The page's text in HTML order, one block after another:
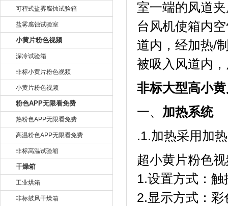
可程式盐雾腐蚀试验箱
盐雾腐蚀试验室
小黄片粉色视频
深冷试验箱
非标小黄片粉色视频
小黄片粉色视频
粉色APP无限看免费
热粉色APP无限看免费
高温粉色APP无限看免费
非标高温试验箱
干燥箱
工业烘箱
非标鼓风干燥箱
室一端的风道夹层
台风机使箱内空
道内，经加
被吸入风道内
非标大型高小黄
一、 加热系统
.1.加热采用加热
超小黄片粉色
1.设置方式：触
2.显示方式